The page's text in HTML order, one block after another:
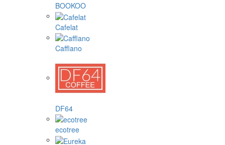
BOOKOO
Cafelat
Cafflano
DF64
ecotree